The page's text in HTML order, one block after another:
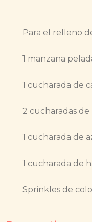
Para el relleno
1 manzana
1 cucharada de
2 cucharadas
1 cucharada de
1 cucharada de
Sprinkles de